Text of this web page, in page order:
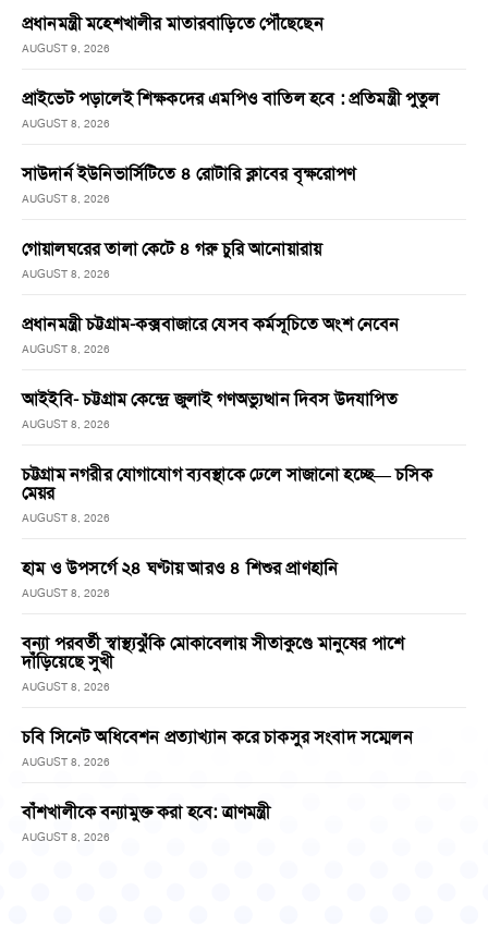
প্রধানমন্ত্রী মহেশখালীর মাতারবাড়িতে পৌঁছেছেন
AUGUST 9, 2026
প্রাইভেট পড়ালেই শিক্ষকদের এমপিও বাতিল হবে : প্রতিমন্ত্রী পুতুল
AUGUST 8, 2026
সাউদার্ন ইউনিভার্সিটিতে ৪ রোটারি ক্লাবের বৃক্ষরোপণ
AUGUST 8, 2026
গোয়ালঘরের তালা কেটে ৪ গরু চুরি আনোয়ারায়
AUGUST 8, 2026
প্রধানমন্ত্রী চট্টগ্রাম-কক্সবাজারে যেসব কর্মসূচিতে অংশ নেবেন
AUGUST 8, 2026
আইইবি- চট্টগ্রাম কেন্দ্রে জুলাই গণঅভ্যুত্থান দিবস উদযাপিত
AUGUST 8, 2026
চট্টগ্রাম নগরীর যোগাযোগ ব্যবস্থাকে ঢেলে সাজানো হচ্ছে— চসিক
মেয়র
AUGUST 8, 2026
হাম ও উপসর্গে ২৪ ঘণ্টায় আরও ৪ শিশুর প্রাণহানি
AUGUST 8, 2026
বন্যা পরবর্তী স্বাস্থ্যঝুঁকি মোকাবেলায় সীতাকুণ্ডে মানুষের পাশে
দাঁড়িয়েছে সুখী
AUGUST 8, 2026
চবি সিনেট অধিবেশন প্রত্যাখ্যান করে চাকসুর সংবাদ সম্মেলন
AUGUST 8, 2026
বাঁশখালীকে বন্যামুক্ত করা হবে: ত্রাণমন্ত্রী
AUGUST 8, 2026